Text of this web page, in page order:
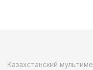
Казахстанский